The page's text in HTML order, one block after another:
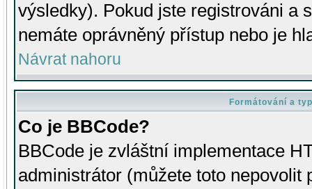
výsledky). Pokud jste registrováni a
nemáte oprávněný přístup nebo je
Návrat nahoru
Formátování a
Co je BBCode?
BBCode je zvláštní implementace
administrátor (můžete toto